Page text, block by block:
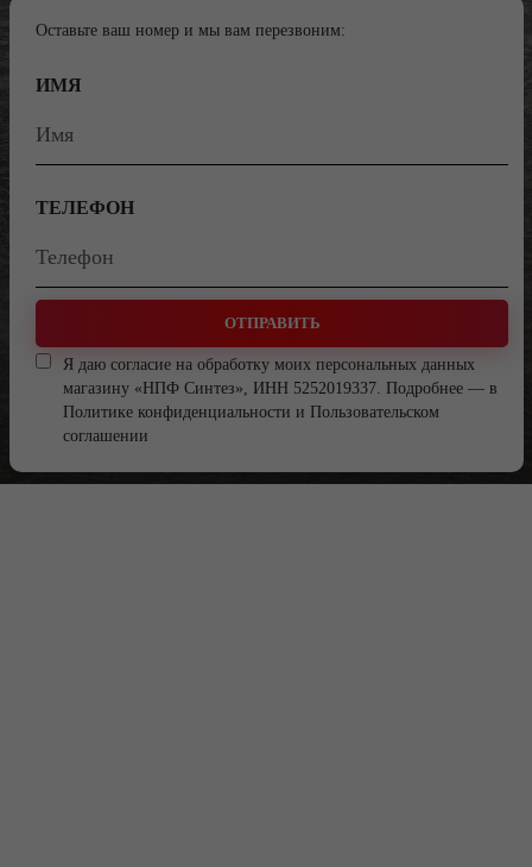
Оставьте ваш номер и мы вам перезвоним:
ИМЯ
ТЕЛЕФОН
ОТПРАВИТЬ
Я даю согласие на обработку моих персональных данных
магазину «НПФ Синтез», ИНН 5252019337. Подробнее — в
Политике конфиденциальности и Пользовательском
соглашении